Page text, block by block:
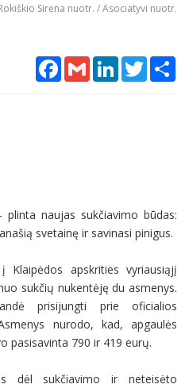
Sirena nuotr. / Asociatyvi nuotr.
Facebook
Gmail LinkedInTwitter
plinta naujas sukčiavimo būdas:
svetainę ir savinasi pinigus.
apskrities vyriausiąjį
sukčių nukentėję du asmenys.
prisijungti prie oficialios
nurodo, kad, apgaulės
pasisavinta 790 ir 419 eurų.
dėl sukčiavimo ir neteisėto